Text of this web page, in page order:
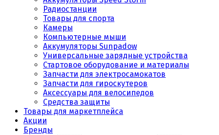
Радиостанции
Товары для спорта
Камеры
Компьютерные мыши
Аккумуляторы Sunpadow
Универсальные зарядные устройства
Стартовое оборудование и материалы
Запчасти для электросамокатов
Запчасти для гироскутеров
Аксессуары для велосипедов
Средства защиты
Товары для маркетплейса
Акции
Бренды